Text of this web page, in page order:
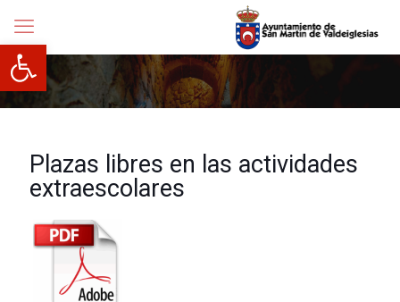
Abrir barra de herramientas
Plazas libres en las actividades
extraescolares